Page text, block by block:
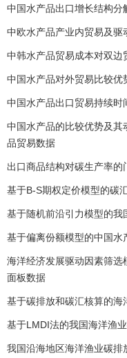
中国水产品出口增长结构分
中欧水产品产业内贸易及驱
中韩水产品贸易成本对双边
中国水产品对外贸易比较优
中国水产品出口贸易持续
中国水产品的比较优势及
品贸易数据
出口商品结构对碳生产率的
基于B-S期权定价模型的
基于随机前沿引力模型的
基于偏离份额模型的中国
海洋经济发展驱动因素筛
面板数据
基于碳排放和碳汇核算的
基于LMDI法的我国海洋渔
我国沿海地区海洋渔业碳